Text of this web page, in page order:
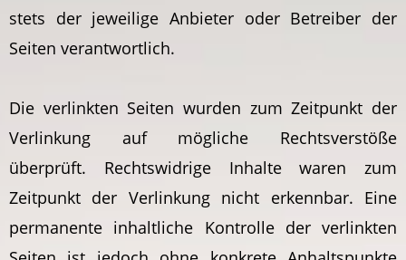
stets der jeweilige Anbieter oder Betreiber der
Seiten verantwortlich.
Die verlinkten Seiten wurden zum Zeitpunkt der
Verlinkung auf mögliche Rechtsverstöße
überprüft. Rechtswidrige Inhalte waren zum
Zeitpunkt der Verlinkung nicht erkennbar. Eine
permanente inhaltliche Kontrolle der verlinkten